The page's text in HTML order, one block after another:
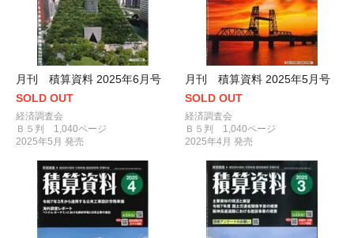
月刊 積算資料 2025年6月号
SOLD OUT
経済調査会
Ｂ５判 1,040ページ
2025年5月 発売
月刊 積算資料 2025年5月号
SOLD OUT
経済調査会
Ｂ５判 1,040ページ
2025年4月 発売